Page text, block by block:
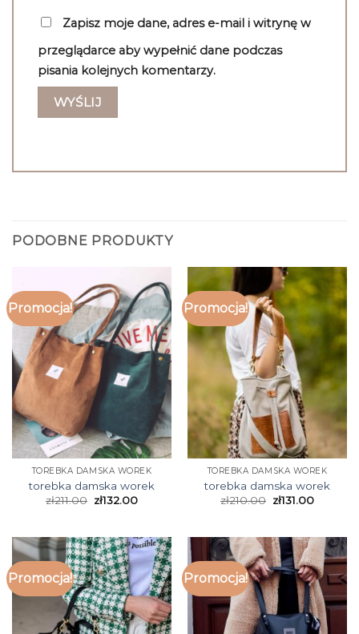
Zapisz moje dane, adres e-mail i witrynę w
przeglądarce aby wypełnić dane podczas
pisania kolejnych komentarzy.
PODOBNE PRODUKTY
Promocja!
TOREBKA DAMSKA WOREK
torebka damska worek
zł211.00 zł132.00
Promocja!
TOREBKA DAMSKA WOREK
torebka damska worek
zł210.00 zł131.00
Promocja! Promocja!